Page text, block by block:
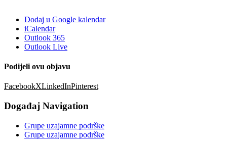
Dodaj u Google kalendar
iCalendar
Outlook 365
Outlook Live
Podijeli ovu objavu
FacebookXLinkedInPinterest
Događaj Navigation
Grupe uzajamne podrške
Grupe uzajamne podrške